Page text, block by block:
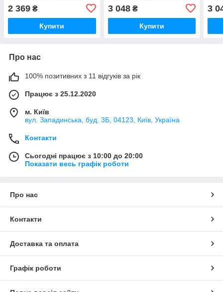
2 369 ₴
Купити
3 048₴
Купити
3
Про нас
100% позитивних з 11 відгуків за рік
Працює з 25.12.2020
м. Київ
вул. Западинська, буд. 3Б, 04123, Київ, Україна
Контакти
Сьогодні працює з 10:00 до 20:00
Показати весь графік роботи
Про нас
Контакти
Доставка та оплата
Графік роботи